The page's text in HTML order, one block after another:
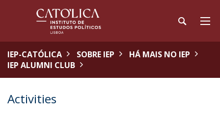
IEP-CATÓLICA SOBRE IEP
HÁ MAIS NO IEP
IEP ALUMNI CLUB
Activities